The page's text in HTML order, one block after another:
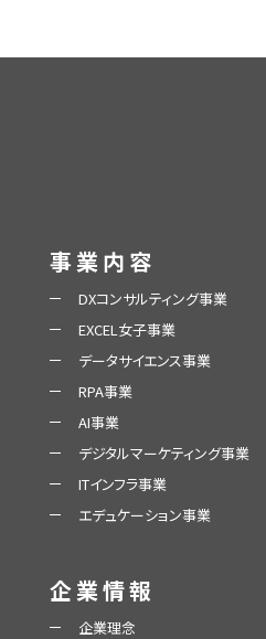
事業内容
DXコンサルティング事業
EXCEL女子事業
データサイエンス事業
RPA事業
AI事業
デジタルマーケティング事業
ITインフラ事業
エデュケーション事業
企業情報
企業理念